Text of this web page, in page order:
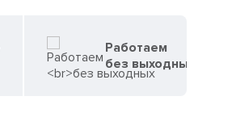
Работаем
без выходных